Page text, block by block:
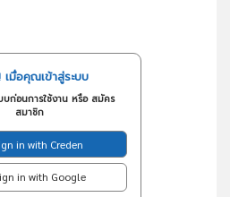
เมื่อคุณเข้าสู่ระบบ
บก่อนการใช้งาน หรือ สมัคร
สมาชิก
in with Creden
in with Google